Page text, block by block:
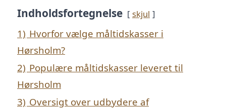
Indholdsfortegnelse skjul
1) Hvorfor vælge måltidskasser i
Hørsholm?
2) Populære måltidskasser leveret til
Hørsholm
3) Oversigt over udbydere af